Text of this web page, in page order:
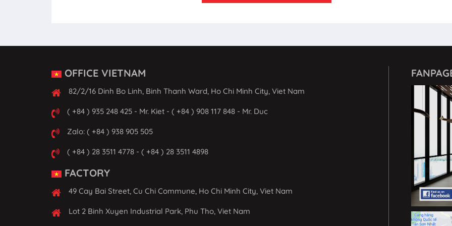
OFFICE VIETNAM
82/2/16 Dinh Bo Linh, Binh Thanh Ward, Ho Chi Minh City, Viet Nam
( +84 ) 935 248 425 - Mr. Kiet - ( +84 ) 908 117 848 - Mr. Duc
Zalo: ( +84 ) 938 905 505
( +84 ) 28 3511 4778 - ( +84 ) 28 3511 4898
FACTORY
49 Cay Bai Street, Cu Chi Commune, Ho Chi Minh City, Viet Nam
Lot 2 Binh Xuyen Industrial Park, Phu Tho, Viet Nam